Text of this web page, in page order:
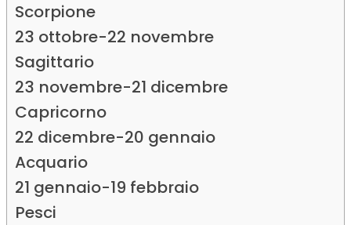
Scorpione
23 ottobre-22 novembre
Sagittario
23 novembre-21 dicembre
Capricorno
22 dicembre-20 gennaio
Acquario
21 gennaio-19 febbraio
Pesci